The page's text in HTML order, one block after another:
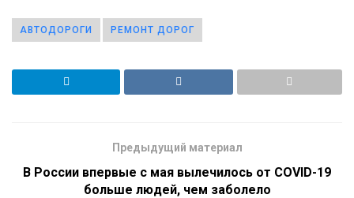
АВТОДОРОГИ РЕМОНТ ДОРОГ
Предыдущий материал
В России впервые с мая вылечилось от COVID-19
больше людей, чем заболело